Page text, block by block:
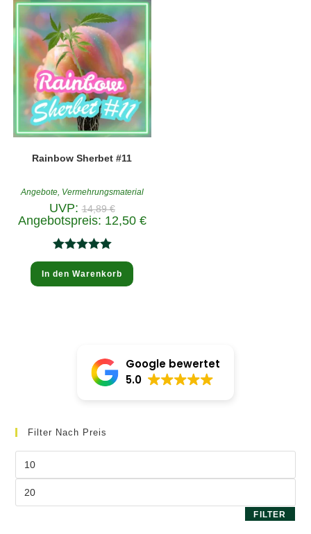
Rainbow Sherbet #11
Angebote, Vermehrungsmaterial
UVP: 14,89€Ursprünglicher
Preis
war:
Angebotspreis: 12,50 €Aktueller
Preis
Bewertet
mit5.00
In den Warenkorb
Google bewertet
5.0
Filter Nach Preis
FILTER